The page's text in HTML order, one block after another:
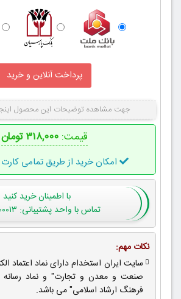
جهت مشاهده توضیحات این محصول
قیمت: ۳۱۸,۰۰۰ تومان
امکان خرید از طریق تمامی
با اطمینانخرید کنید
تماس با واحد پشتیبانی: ۹۱۳۰۰۰۱۳-۰۲۱
نکات مهم:
سایت ایران استخدام دارای نماد اعتماد
صنعت و معدن و تجارت" و نماد رسانه
فرهنگ ارشاد اسلامی" می باشد.